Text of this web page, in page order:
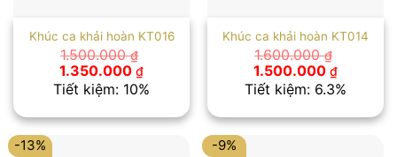
Khúc ca khải hoàn KT016
1.500.000₫
Giá
gốc
là:
1.350.000 ₫Giá
hiện
tại
1.350.000 ₫.
Tiết kiệm: 10%
Khúc ca khải hoàn KT014
1.600.000₫
Giá
gốc
là:
1.500.000 ₫Giá
hiện
tại
Tiết kiệm: 6.3%
-13% -9%